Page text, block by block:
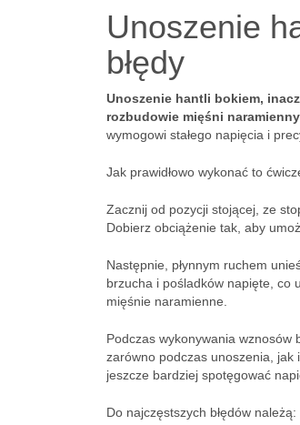
Unoszenie
błędy
Unoszenie hantli bokiem,
rozbudowie mięśni
wymogowi stałego napięcia i
Jak prawidłowo wykonać to
Zacznij od pozycji stojącej, ze
Dobierz obciążenie tak, aby
Następnie, płynnym ruchem
brzucha i pośladków napięte, co
mięśnie naramienne.
Podczas wykonywania wznosów
zarówno podczas unoszenia, jak
jeszcze bardziej spotęgować
Do najczęstszych błędów należą: